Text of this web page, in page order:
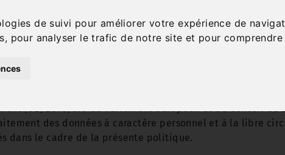
de suivi pour améliorer votre expérience de
pour analyser le trafic de notre site et pour
en vigueur sur la protection des données à caractère
personnelles a pour objectif d’informer les
de veiller au respect de leurs données à caractère
personnelles s’applique aux traitements de données à
(UE) 2016/679 du Parlement européen et du Conseil
des données à caractère personnel et à la libre
dans le cadre de la présente politique.